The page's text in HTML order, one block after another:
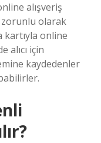
alışveriş
zorunlu olarak
kartıyla online
alıcı için
kaydedenler